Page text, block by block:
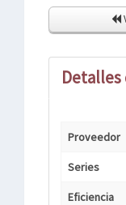
Proveedor
Series
Eficiencia